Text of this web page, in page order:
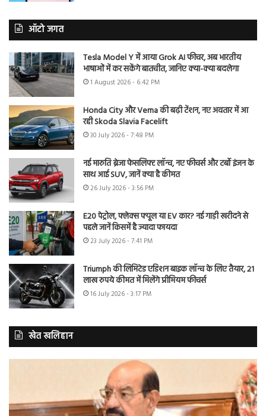
ऑटो जगत
Tesla Model Y में आया Grok AI फीचर, अब भारतीय
भाषाओं में कर सकेंगे बातचीत, जानिए क्या-क्या बदलेगा
1 August 2026 - 6:42 PM
Honda City और Verna की बढ़ी टेंशन, नए अवतार में आ
रही Skoda Slavia Facelift
30 July 2026 - 7:48 PM
नई मारुति ब्रेजा फेसलिफ्ट लॉन्च, नए फीचर्स और टर्बो इंजन के
साथ आई SUV, जानें क्या है कीमत
26 July 2026 - 3:56 PM
E20 पेट्रोल, फ्लेक्स फ्यूल या EV कार? नई गाड़ी खरीदने से
पहले जानें किसमें है ज्यादा फायदा
23 July 2026 - 7:41 PM
Triumph की लिमिटेड एडिशन बाइक लॉन्च के लिए तैयार, 21
लाख रुपये कीमत में मिलेंगे प्रीमियम फीचर्स
16 July 2026 - 3:17 PM
खेत खलिहान